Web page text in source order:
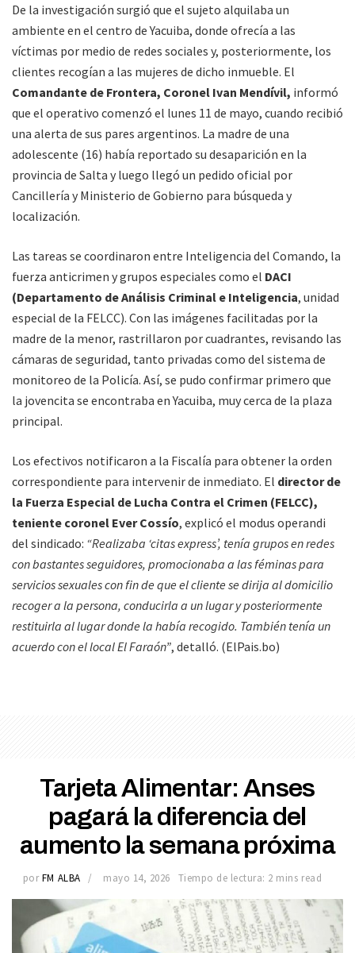
De la investigación surgió que el sujeto alquilaba un
ambiente en el centro de Yacuiba, donde ofrecía a las
víctimas por medio de redes sociales y, posteriormente, los
clientes recogían a las mujeres de dicho inmueble. El
Comandante de Frontera, Coronel Ivan Mendívil, informó
que el operativo comenzó el lunes 11 de mayo, cuando recibió
una alerta de sus pares argentinos. La madre de una
adolescente (16) había reportado su desaparición en la
provincia de Salta y luego llegó un pedido oficial por
Cancillería y Ministerio de Gobierno para búsqueda y
localización.
Las tareas se coordinaron entre Inteligencia del Comando, la
fuerza anticrimen y grupos especiales como el DACI
(Departamento de Análisis Criminal e Inteligencia, unidad
especial de la FELCC). Con las imágenes facilitadas por la
madre de la menor, rastrillaron por cuadrantes, revisando las
cámaras de seguridad, tanto privadas como del sistema de
monitoreo de la Policía. Así, se pudo confirmar primero que
la jovencita se encontraba en Yacuiba, muy cerca de la plaza
principal.
Los efectivos notificaron a la Fiscalía para obtener la orden
correspondiente para intervenir de inmediato. El director de
la Fuerza Especial de Lucha Contra el Crimen (FELCC),
teniente coronel Ever Cossío, explicó el modus operandi
del sindicado: “Realizaba ‘citas express’, tenía grupos en redes
con bastantes seguidores, promocionaba a las féminas para
servicios sexuales con fin de que el cliente se dirija al domicilio
recoger a la persona, conducirla a un lugar y posteriormente
restituirla al lugar donde la había recogido. También tenía un
acuerdo con el local El Faraón”, detalló. (ElPais.bo)
Tarjeta Alimentar: Anses
pagará la diferencia del
aumento la semana próxima
por FM ALBA mayo 14, 2026 Tiempo de lectura: 2 mins read